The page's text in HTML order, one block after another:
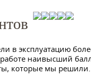
в эксплуатацию
наивысший
которые мы решили.